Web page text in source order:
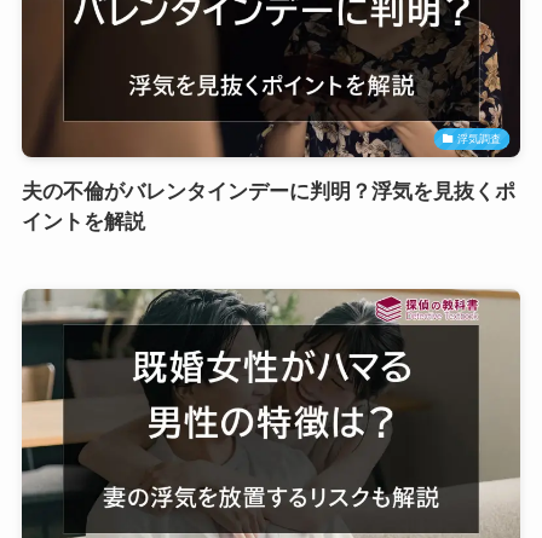
浮気調査
夫の不倫がバレンタインデーに判明？浮気を見抜くポ
イントを解説